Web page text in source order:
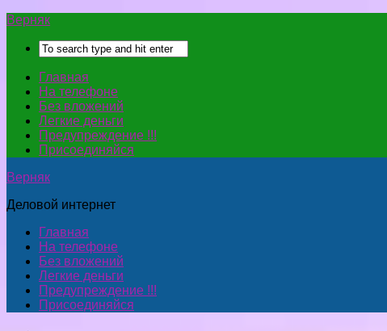
Верняк
Главная
На телефоне
Без вложений
Легкие деньги
Предупреждение !!!
Присоединяйся
Верняк
Деловой интернет
Главная
На телефоне
Без вложений
Легкие деньги
Предупреждение !!!
Присоединяйся